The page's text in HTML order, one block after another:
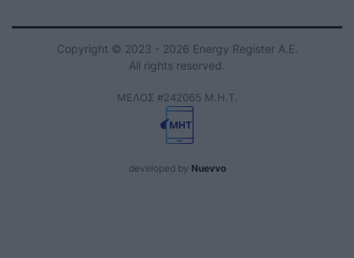
Copyright © 2023 - 2026 Energy Register Α.Ε.
All rights reserved.
ΜΕΛΟΣ #242065 Μ.Η.Τ.
developed by Nuevvo